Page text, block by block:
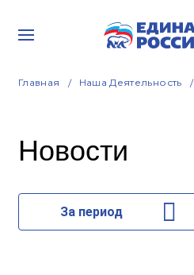
Главная Наша Деятельность
Новости
За период